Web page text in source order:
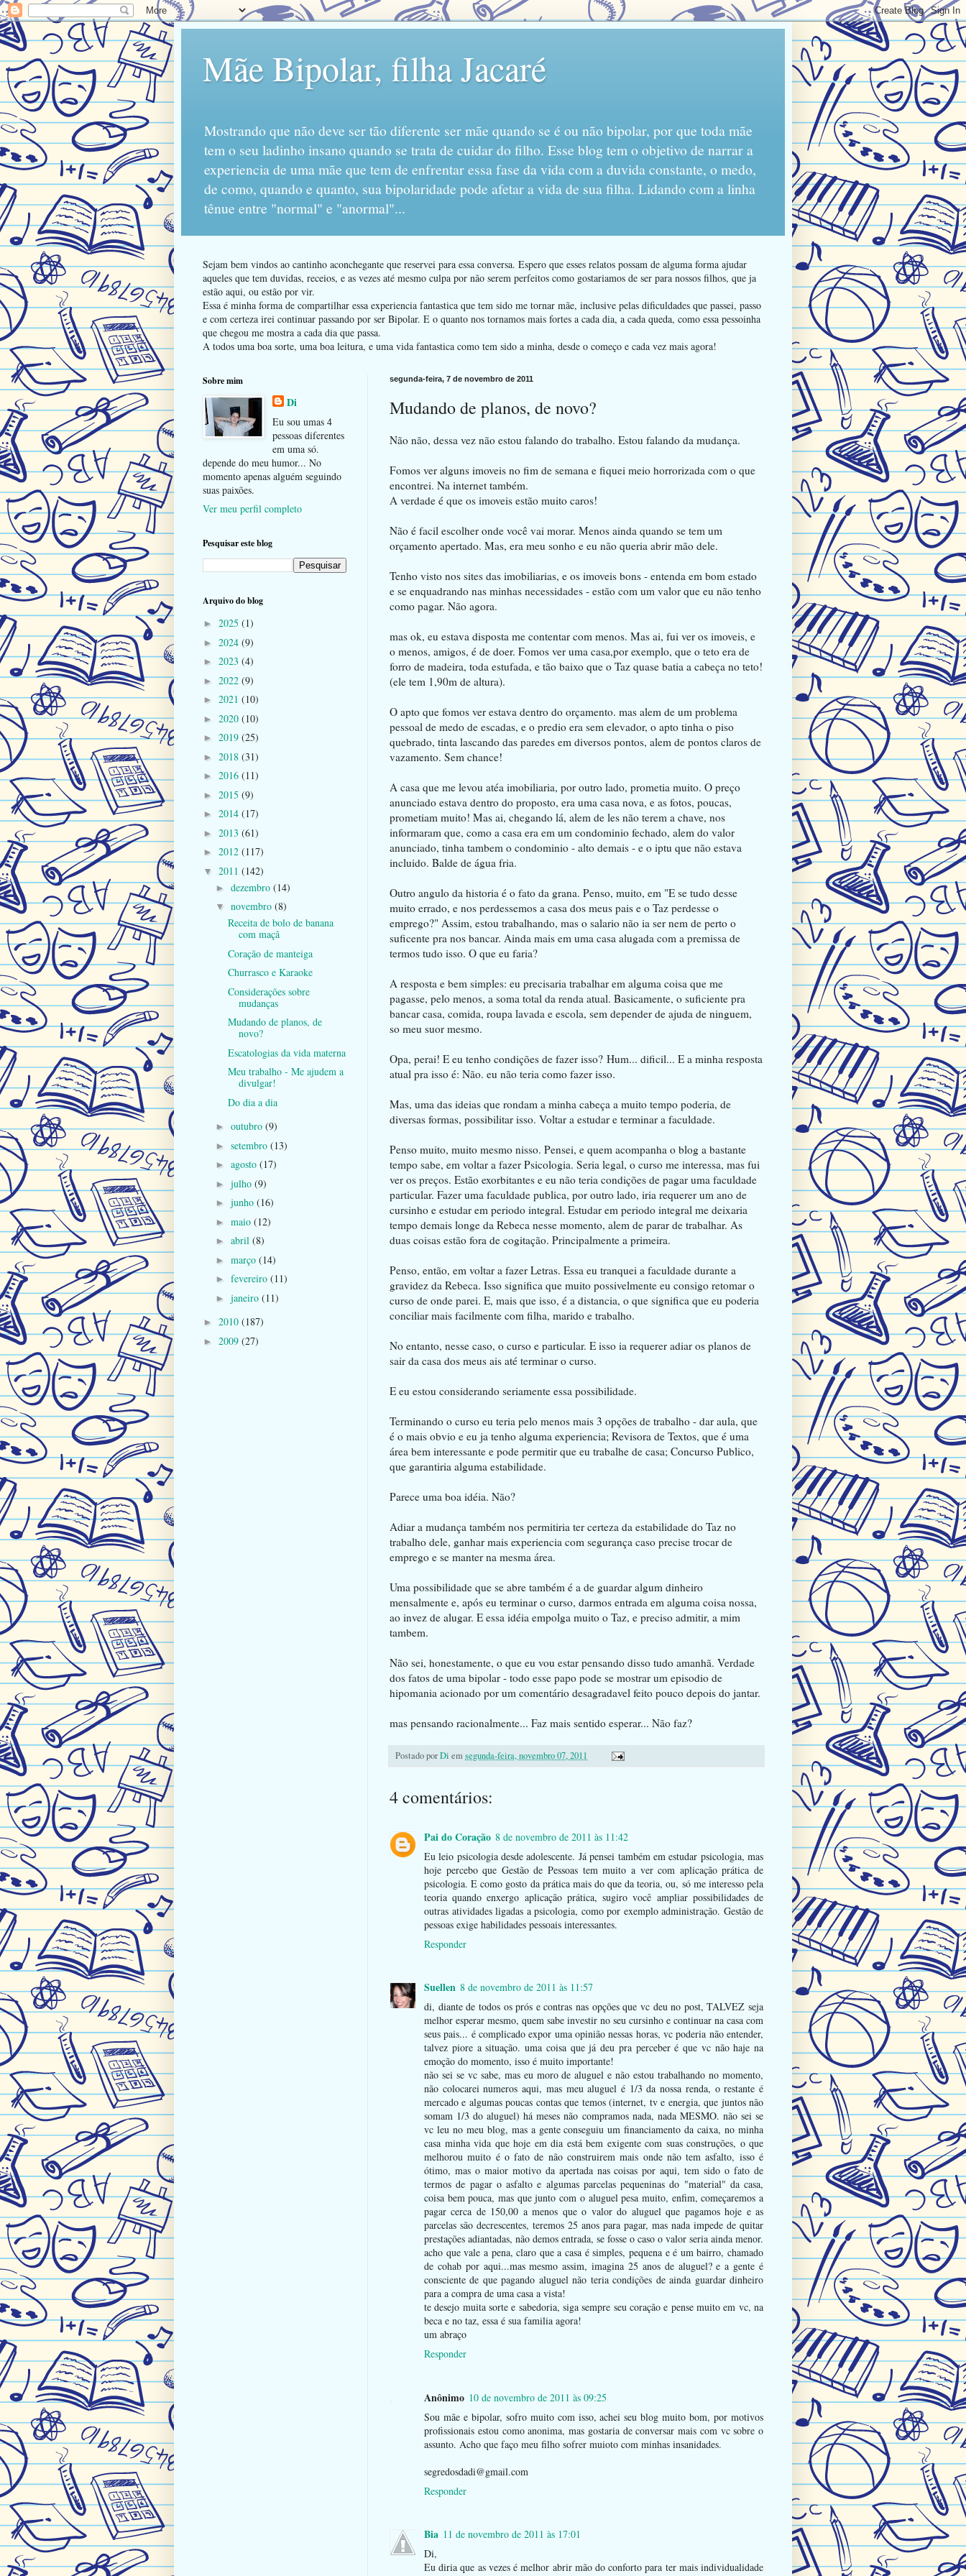
Mãe Bipolar, filha Jacaré
Mostrando que não deve ser tão diferente ser mãe quando se é ou não bipolar, por que toda mãe
tem o seu ladinho insano quando se trata de cuidar do filho. Esse blog tem o objetivo de narrar a
experiencia de uma mãe que tem de enfrentar essa fase da vida com a duvida constante, o medo,
de como, quando e quanto, sua bipolaridade pode afetar a vida de sua filha. Lidando com a linha
tênue entre "normal" e "anormal"...
Sejam bem vindos ao cantinho aconchegante que reservei para essa conversa. Espero que esses relatos possam de alguma forma ajudar
aqueles que tem duvidas, receios, e as vezes até mesmo culpa por não serem perfeitos como gostariamos de ser para nossos filhos, que ja
estão aqui, ou estão por vir.
Essa é minha forma de compartilhar essa experiencia fantastica que tem sido me tornar mãe, inclusive pelas dificuldades que passei, passo
e com certeza irei continuar passando por ser Bipolar. E o quanto nos tornamos mais fortes a cada dia, a cada queda, como essa pessoinha
que chegou me mostra a cada dia que passa.
A todos uma boa sorte, uma boa leitura, e uma vida fantastica como tem sido a minha, desde o começo e cada vez mais agora!
segunda-feira, 7 de novembro de 2011
Mudando de planos, de novo?
Não não, dessa vez não estou falando do trabalho. Estou falando da mudança.
Fomos ver alguns imoveis no fim de semana e fiquei meio horrorizada com o que
encontrei. Na internet também.
A verdade é que os imoveis estão muito caros!
Não é facil escolher onde você vai morar. Menos ainda quando se tem um
orçamento apertado. Mas, era meu sonho e eu não queria abrir mão dele.
Tenho visto nos sites das imobiliarias, e os imoveis bons - entenda em bom estado
e se enquadrando nas minhas necessidades - estão com um valor que eu não tenho
como pagar. Não agora.
mas ok, eu estava disposta me contentar com menos. Mas ai, fui ver os imoveis, e
o menos, amigos, é de doer. Fomos ver uma casa,por exemplo, que o teto era de
forro de madeira, toda estufada, e tão baixo que o Taz quase batia a cabeça no teto!
(ele tem 1,90m de altura).
O apto que fomos ver estava dentro do orçamento. mas alem de um problema
pessoal de medo de escadas, e o predio era sem elevador, o apto tinha o piso
quebrado, tinta lascando das paredes em diversos pontos, alem de pontos claros de
vazamento. Sem chance!
A casa que me levou atéa imobiliaria, por outro lado, prometia muito. O preço
anunciado estava dentro do proposto, era uma casa nova, e as fotos, poucas,
prometiam muito! Mas ai, chegando lá, alem de les não terem a chave, nos
informaram que, como a casa era em um condominio fechado, alem do valor
anunciado, tinha tambem o condominio - alto demais - e o iptu que não estava
incluido. Balde de água fria.
Outro angulo da historia é o fato da grana. Penso, muito, em "E se tudo desse
muito errado, e nos perdessemos a casa dos meus pais e o Taz perdesse o
emprego?" Assim, estou trabalhando, mas o salario não ia ser nem de perto o
suficente pra nos bancar. Ainda mais em uma casa alugada com a premissa de
termos tudo isso. O que eu faria?
A resposta e bem simples: eu precisaria trabalhar em alguma coisa que me
pagasse, pelo menos, a soma total da renda atual. Basicamente, o suficiente pra
bancar casa, comida, roupa lavada e escola, sem depender de ajuda de ninguem,
so meu suor mesmo.
Opa, perai! E eu tenho condições de fazer isso? Hum... dificil... E a minha resposta
atual pra isso é: Não. eu não teria como fazer isso.
Mas, uma das ideias que rondam a minha cabeça a muito tempo poderia, de
diversas formas, possibilitar isso. Voltar a estudar e terminar a faculdade.
Penso muito, muito mesmo nisso. Pensei, e quem acompanha o blog a bastante
tempo sabe, em voltar a fazer Psicologia. Seria legal, o curso me interessa, mas fui
ver os preços. Estão exorbitantes e eu não teria condições de pagar uma faculdade
particular. Fazer uma faculdade publica, por outro lado, iria requerer um ano de
cursinho e estudar em periodo integral. Estudar em periodo integral me deixaria
tempo demais longe da Rebeca nesse momento, alem de parar de trabalhar. As
duas coisas estão fora de cogitação. Principalmente a primeira.
Penso, então, em voltar a fazer Letras. Essa eu tranquei a faculdade durante a
gravidez da Rebeca. Isso significa que muito possivelmente eu consigo retomar o
curso de onde parei. E, mais que isso, é a distancia, o que significa que eu poderia
conciliar mais facilmente com filha, marido e trabalho.
No entanto, nesse caso, o curso e particular. E isso ia requerer adiar os planos de
sair da casa dos meus ais até terminar o curso.
E eu estou considerando seriamente essa possibilidade.
Terminando o curso eu teria pelo menos mais 3 opções de trabalho - dar aula, que
é o mais obvio e eu ja tenho alguma experiencia; Revisora de Textos, que é uma
área bem interessante e pode permitir que eu trabalhe de casa; Concurso Publico,
que garantiria alguma estabilidade.
Parece uma boa idéia. Não?
Adiar a mudança também nos permitiria ter certeza da estabilidade do Taz no
trabalho dele, ganhar mais experiencia com segurança caso precise trocar de
emprego e se manter na mesma área.
Uma possibilidade que se abre também é a de guardar algum dinheiro
mensalmente e, após eu terminar o curso, darmos entrada em alguma coisa nossa,
ao invez de alugar. E essa idéia empolga muito o Taz, e preciso admitir, a mim
tambem.
Não sei, honestamente, o que eu vou estar pensando disso tudo amanhã. Verdade
dos fatos de uma bipolar - todo esse papo pode se mostrar um episodio de
hipomania acionado por um comentário desagradavel feito pouco depois do jantar.
mas pensando racionalmente... Faz mais sentido esperar... Não faz?
Postado porDi emsegunda-feira, novembro 07, 2011
4 comentários:
Pai do Coração 8 de novembro de 2011 às 11:42
Eu leio psicologia desde adolescente. Já pensei também em estudar psicologia, mas
hoje percebo que Gestão de Pessoas tem muito a ver com aplicação prática de
psicologia. E como gosto da prática mais do que da teoria, ou, só me interesso pela
teoria quando enxergo aplicação prática, sugiro você ampliar possibilidades de
outras atividades ligadas a psicologia, como por exemplo administração. Gestão de
pessoas exige habilidades pessoais interessantes.
Responder
Suellen 8 de novembro de 2011 às 11:57
di, diante de todos os prós e contras nas opções que vc deu no post, TALVEZ seja
melhor esperar mesmo, quem sabe investir no seu cursinho e continuar na casa com
seus pais... é complicado expor uma opinião nessas horas, vc poderia não entender,
talvez piore a situação. uma coisa que já deu pra perceber é que vc não haje na
emoção do momento, isso é muito importante!
não sei se vc sabe, mas eu moro de aluguel e não estou trabalhando no momento,
não colocarei numeros aqui, mas meu aluguel é 1/3 da nossa renda, o restante é
mercado e algumas poucas contas que temos (internet, tv e energia, que juntos não
somam 1/3 do aluguel) há meses não compramos nada, nada MESMO. não sei se
vc leu no meu blog, mas a gente conseguiu um financiamento da caixa, no minha
casa minha vida que hoje em dia está bem exigente com suas construções, o que
melhorou muito é o fato de não construirem mais onde não tem asfalto, isso é
ótimo, mas o maior motivo da apertada nas coisas por aqui, tem sido o fato de
termos de pagar o asfalto e algumas parcelas pequeninas do "material" da casa,
coisa bem pouca, mas que junto com o aluguel pesa muito, enfim, começaremos a
pagar cerca de 150,00 a menos que o valor do aluguel que pagamos hoje e as
parcelas são decrescentes, teremos 25 anos para pagar, mas nada impede de quitar
prestações adiantadas, não demos entrada, se fosse o caso o valor seria ainda menor.
acho que vale a pena, claro que a casa é simples, pequena e é um bairro, chamado
de cohab por aqui...mas mesmo assim, imagina 25 anos de aluguel? e a gente é
consciente de que pagando aluguel não teria condições de ainda guardar dinheiro
para a compra de uma casa a vista!
te desejo muita sorte e sabedoria, siga sempre seu coração e pense muito em vc, na
beca e no taz, essa é sua familia agora!
um abraço
Responder
Anônimo 10 de novembro de 2011 às 09:25
Sou mãe e bipolar, sofro muito com isso, achei seu blog muito bom, por motivos
profissionais estou como anonima, mas gostaria de conversar mais com vc sobre o
assunto. Acho que faço meu filho sofrer muioto com minhas insanidades.
segredosdadi@gmail.com
Responder
Bia 11 de novembro de 2011 às 17:01
Di,
Eu diria que as vezes é melhor abrir mão do conforto para ter mais individualidade
Sobre mim
Di
Eu sou umas 4
pessoas diferentes
em uma só.
depende do meu humor... No
momento apenas alguém seguindo
suas paixões.
Ver meu perfil completo
Pesquisar este blog
Arquivo do blog
► 2025 (1)
► 2024 (9)
► 2023 (4)
► 2022 (9)
► 2021 (10)
► 2020 (10)
► 2019 (25)
► 2018 (31)
► 2016 (11)
► 2015 (9)
► 2014 (17)
► 2013 (61)
► 2012 (117)
▼ 2011 (142)
► dezembro (14)
▼ novembro (8)
Receita de bolo de banana
com maçã
Coração de manteiga
Churrasco e Karaoke
Considerações sobre
mudanças
Mudando de planos, de
novo?
Escatologias da vida materna
Meu trabalho - Me ajudem a
divulgar!
Do dia a dia
► outubro (9)
► setembro (13)
► agosto (17)
► julho (9)
► junho (16)
► maio (12)
► abril (8)
► março (14)
► fevereiro (11)
► janeiro (11)
► 2010 (187)
► 2009 (27)